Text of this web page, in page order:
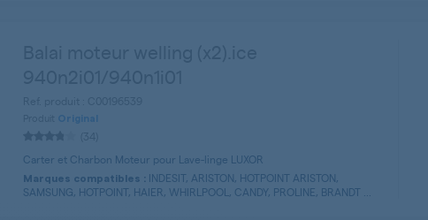
Original
Carter et Charbon Moteur pour Lave-linge LUXOR
Marques compatibles : INDESIT, ARISTON, HOTPOINT ARISTON,
SAMSUNG, HOTPOINT, HAIER, WHIRLPOOL, CANDY, PROLINE, BRANDT ...